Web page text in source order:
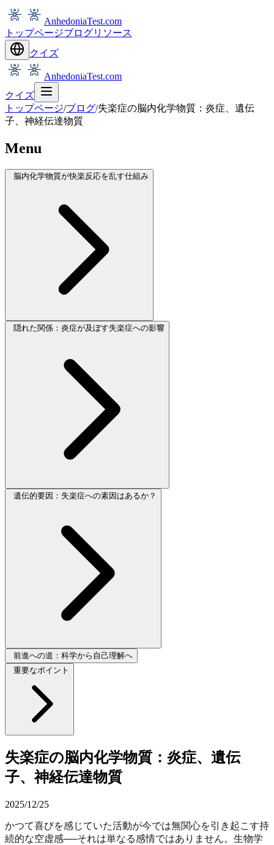
AnhedoniaTest.com
トップページブログリソース
クイズ
AnhedoniaTest.com
クイズ
トップページ/ブログ/失楽症の脳内化学物質：炎症、遺伝
子、神経伝達物質
Menu
脳内化学物質が快楽反応を乱す仕組み
隠れた関係：炎症が及ぼす失楽症への影響
遺伝的要因：失楽症への素因はあるか？
前進への道：科学から自己理解へ
重要なポイント
失楽症の脳内化学物質：炎症、遺伝
子、神経伝達物質
2025/12/25
かつて喜びを感じていた活動が今では無関心を引き起こす持
続的な空虚感──それは単なる感情ではありません。生物学